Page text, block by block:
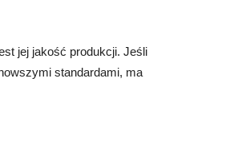
jej jakość produkcji. Jeśli
standardami, ma